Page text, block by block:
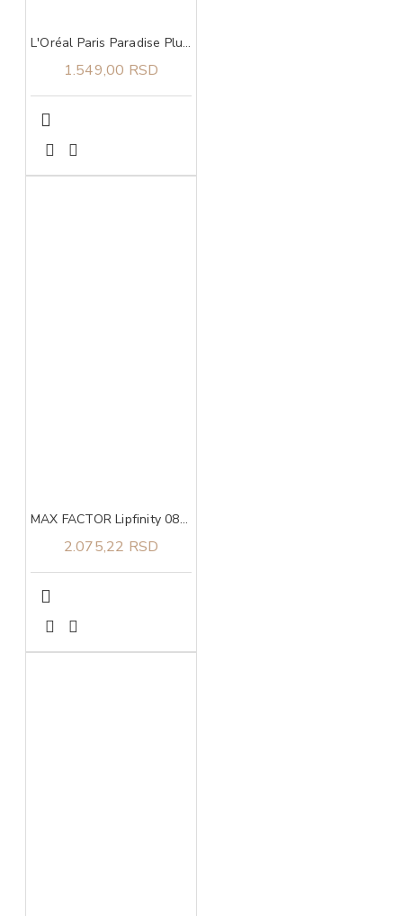
L'Oréal Paris Paradise Plump Ambition Ulje Za Usne 641 Latte Glace
1.549,00 RSD
MAX FACTOR Lipfinity 080 starglow
2.075,22 RSD